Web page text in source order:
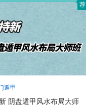
遁甲
阴盘遁甲风水布局大师
荐